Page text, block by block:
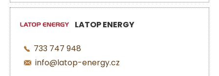
LATOP ENERGY
733 747 948
info@latop-energy.cz